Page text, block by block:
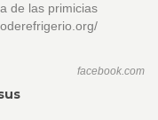
de las primicias
facebook.com